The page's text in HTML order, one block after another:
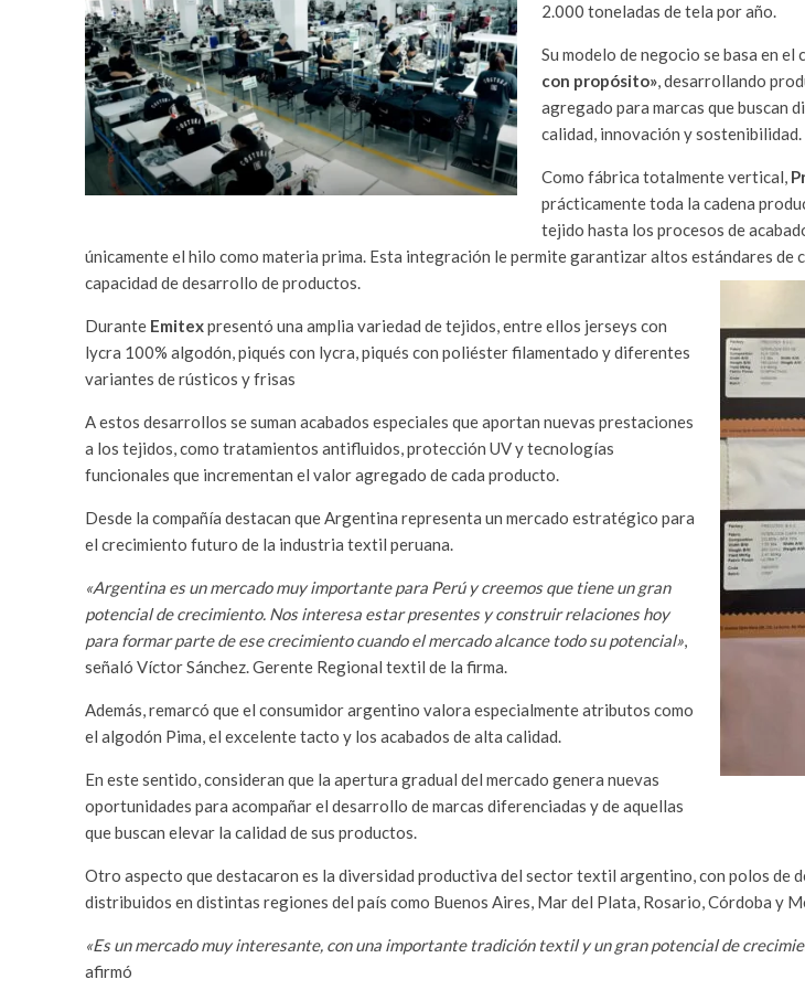
2.000 toneladas de tela por año.
Su modelo de negocio se basa en el
con propósito», desarrollando
agregado para marcas que buscan
calidad, innovación y sostenibilidad.
Como fábrica totalmente vertical,
prácticamente toda la cadena
tejido hasta los procesos de
únicamente el hilo como materia prima. Esta integración le permite garantizar altos estándares de
capacidad de desarrollo de productos.
Durante Emitexpresentó una amplia variedad de tejidos, entre ellos jerseys con
lycra 100% algodón, piqués con lycra, piqués con poliéster filamentado y diferentes
variantes de rústicos y frisas
A estos desarrollos se suman acabados especiales que aportan nuevas prestaciones
a los tejidos, como tratamientos antifluidos, protección UV y tecnologías
funcionales que incrementan el valor agregado de cada producto.
Desde la compañía destacan que Argentina representa un mercado estratégico para
el crecimiento futuro de la industria textil peruana.
«Argentina es un mercado muy importante para Perú y creemos que tiene un gran
potencial de crecimiento. Nos interesa estar presentes y construir relaciones hoy
para formar parte de ese crecimiento cuando el mercado alcance todo su potencial»,
señaló Víctor Sánchez. Gerente Regional textil de la firma.
Además, remarcó que el consumidor argentino valora especialmente atributos como
el algodón Pima, el excelente tacto y los acabados de alta calidad.
En este sentido, consideran que la apertura gradual del mercado genera nuevas
oportunidades para acompañar el desarrollo de marcas diferenciadas y de aquellas
que buscan elevar la calidad de sus productos.
Otro aspecto que destacaron es la diversidad productiva del sector textil argentino, con polos de
distribuidos en distintas regiones del país como Buenos Aires, Mar del Plata, Rosario, Córdoba y
«Es un mercado muy interesante, con una importante tradición textil y un gran potencial de
afirmó